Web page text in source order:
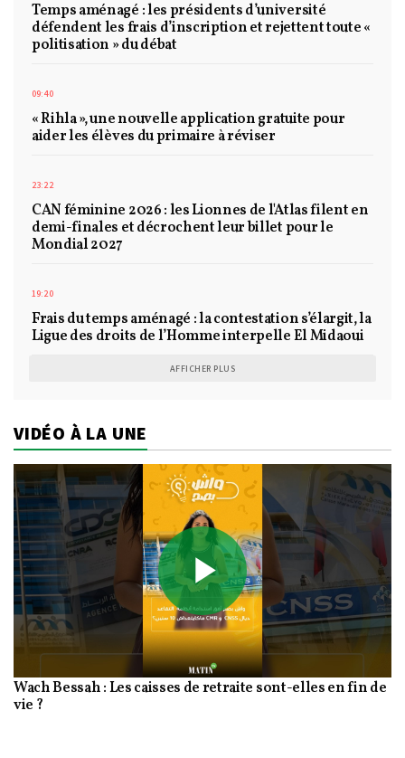
Temps aménagé : les présidents d’université
défendent les frais d’inscription et rejettent toute «
politisation » du débat
09:40
« Rihla », une nouvelle application gratuite pour
aider les élèves du primaire à réviser
23:22
CAN féminine 2026 : les Lionnes de l'Atlas filent en
demi-finales et décrochent leur billet pour le
Mondial 2027
19:20
Frais du temps aménagé : la contestation s’élargit, la
Ligue des droits de l’Homme interpelle El Midaoui
AFFICHER PLUS
VIDÉO À LA UNE
Play
Video
Wach Bessah : Les caisses de retraite sont-elles en fin de
vie ?